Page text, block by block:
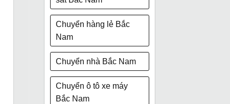
Chuyển hàng lẻ Bắc
Nam
Chuyển nhà Bắc Nam
Chuyển ô tô xe máy
Bắc Nam